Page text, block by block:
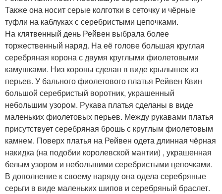
Также она носит серые колготки в сеточку и чёрные
туфли на каблуках с серебристыми цепочками.
На клятвенный день Рейвен выбрала более
торжественный наряд. На её голове большая круглая
серебряная корона с двумя круглыми фиолетовыми
камушками. Низ короны сделан в виде крылышек из
перьев. У бального фиолетового платья Рейвен Квин
большой серебристый воротник, украшенный
небольшим узором. Рукава платья сделаны в виде
маленьких фиолетовых перьев. Между рукавами платья
присутствует серебряная брошь с круглым фиолетовым
камнем. Поверх платья на Рейвен одета длинная чёрная
накидка (на подобии королевской мантии) , украшенная
белым узором и небольшими серебристыми цепочками.
В дополнение к своему наряду она одела серебряные
серьги в виде маленьких шипов и серебряный браслет.